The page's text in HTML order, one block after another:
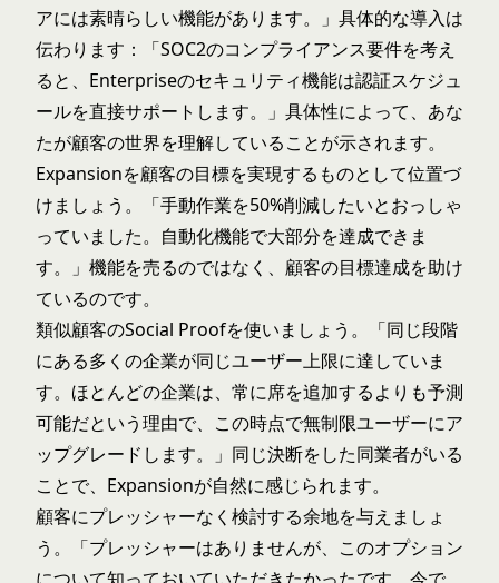
アには素晴らしい機能があります。」具体的な導入は
伝わります：「SOC2のコンプライアンス要件を考え
ると、Enterpriseのセキュリティ機能は認証スケジュ
ールを直接サポートします。」具体性によって、あな
たが顧客の世界を理解していることが示されます。
Expansionを顧客の目標を実現するものとして位置づ
けましょう。「手動作業を50%削減したいとおっしゃ
っていました。自動化機能で大部分を達成できま
す。」機能を売るのではなく、顧客の目標達成を助け
ているのです。
類似顧客のSocial Proofを使いましょう。「同じ段階
にある多くの企業が同じユーザー上限に達していま
す。ほとんどの企業は、常に席を追加するよりも予測
可能だという理由で、この時点で無制限ユーザーにア
ップグレードします。」同じ決断をした同業者がいる
ことで、Expansionが自然に感じられます。
顧客にプレッシャーなく検討する余地を与えましょ
う。「プレッシャーはありませんが、このオプション